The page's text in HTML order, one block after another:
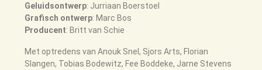
Geluidsontwerp: Jurriaan Boerstoel
Grafisch ontwerp: Marc Bos
Producent: Britt van Schie
Met optredens van Anouk Snel, Sjors Arts, Florian
Slangen, Tobias Bodewitz, Fee Boddeke, Jarne Stevens